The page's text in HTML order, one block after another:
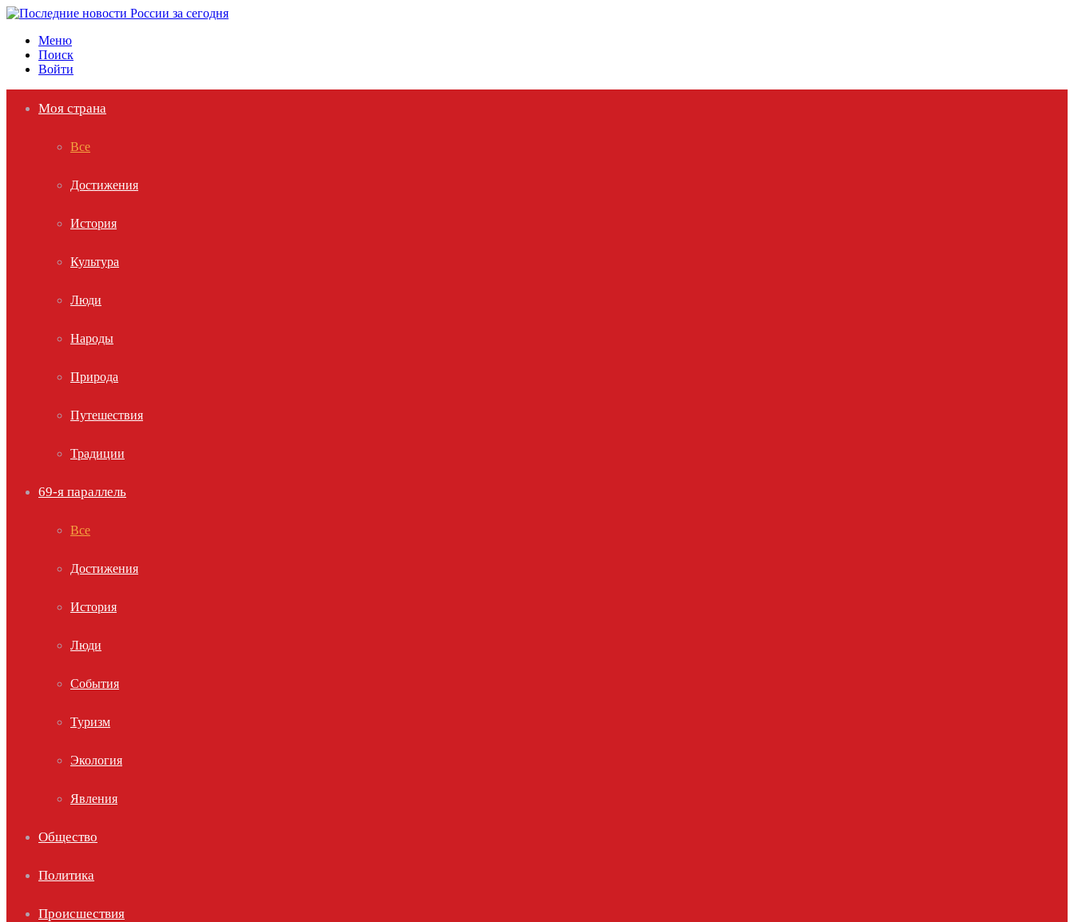
Меню
Поиск
Войти
Моя страна
Все
Достижения
История
Культура
Люди
Народы
Природа
Путешествия
Традиции
69-я параллель
Все
Достижения
История
Люди
События
Туризм
Экология
Явления
Общество
Политика
Происшествия